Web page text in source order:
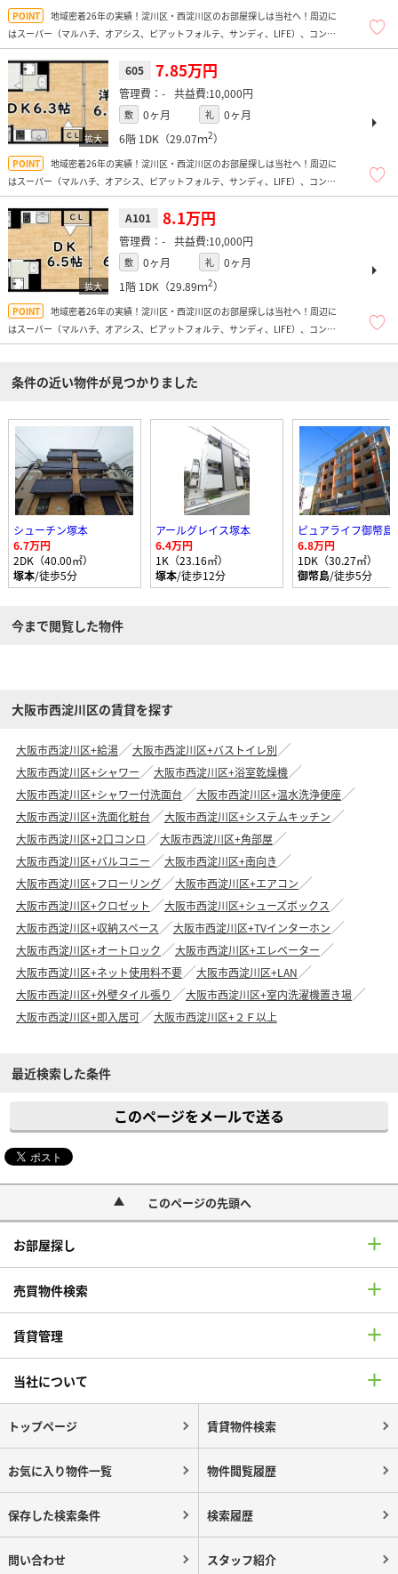
地域密着26年の実績！淀川区・西淀川区のお部屋探しは当社へ！周辺に
はスーパー（マルハチ、オアシス、ピアットフォルテ、サンディ、LIFE）、コンビ
ニ多数、ドラッグストア、飲食店多数、コンビニ多数、ほか弁多数あり便利です
よ！
605 7.85万円
- 10,000円
敷 0ヶ月 礼
0ヶ月
6階 1DK（29.07ｍ2）
地域密着26年の実績！淀川区・西淀川区のお部屋探しは当社へ！周辺に
はスーパー（マルハチ、オアシス、ピアットフォルテ、サンディ、LIFE）、コンビ
ニ多数、ドラッグストア、飲食店多数、コンビニ多数、ほか弁多数あり便利です
よ！
A101 8.1万円
- 10,000円
敷 0ヶ月 礼
0ヶ月
1階 1DK（29.89ｍ2）
地域密着26年の実績！淀川区・西淀川区のお部屋探しは当社へ！周辺に
はスーパー（マルハチ、オアシス、ピアットフォルテ、サンディ、LIFE）、コンビ
ニ多数、ドラッグストア、飲食店多数、コンビニ多数、ほか弁多数あり便利です
条件の近い物件が見つかりました
シューチン塚本
6.7万円
2DK（40.00㎡）
塚本/徒歩5分
アールグレイス塚本
6.4万円
1K（23.16㎡）
塚本/徒歩12分
ピュアライフ御幣島
6.8万円
1DK（30.27㎡）
御幣島/徒歩5分
今まで閲覧した物件
大阪市西淀川区の賃貸を探す
大阪市西淀川区+給湯
大阪市西淀川区+バストイレ別
大阪市西淀川区+シャワー
大阪市西淀川区+浴室乾燥機
大阪市西淀川区+シャワー付洗面台
大阪市西淀川区+温水洗浄便座
大阪市西淀川区+洗面化粧台
大阪市西淀川区+システムキッチン
大阪市西淀川区+2口コンロ
大阪市西淀川区+角部屋
大阪市西淀川区+バルコニー
大阪市西淀川区+南向き
大阪市西淀川区+フローリング
大阪市西淀川区+エアコン
大阪市西淀川区+クロゼット
大阪市西淀川区+シューズボックス
大阪市西淀川区+収納スペース
大阪市西淀川区+TVインターホン
大阪市西淀川区+オートロック
大阪市西淀川区+エレベーター
大阪市西淀川区+ネット使用料不要
大阪市西淀川区+LAN
大阪市西淀川区+外壁タイル張り
大阪市西淀川区+室内洗濯機置き場
大阪市西淀川区+即入居可
大阪市西淀川区+２Ｆ以上
最近検索した条件
このページをメールで送る
このページの先頭へ
お部屋探し
売買物件検索
賃貸管理
当社について
トップページ 賃貸物件検索
お気に入り物件一覧 物件閲覧履歴
保存した検索条件 検索履歴
問い合わせ スタッフ紹介